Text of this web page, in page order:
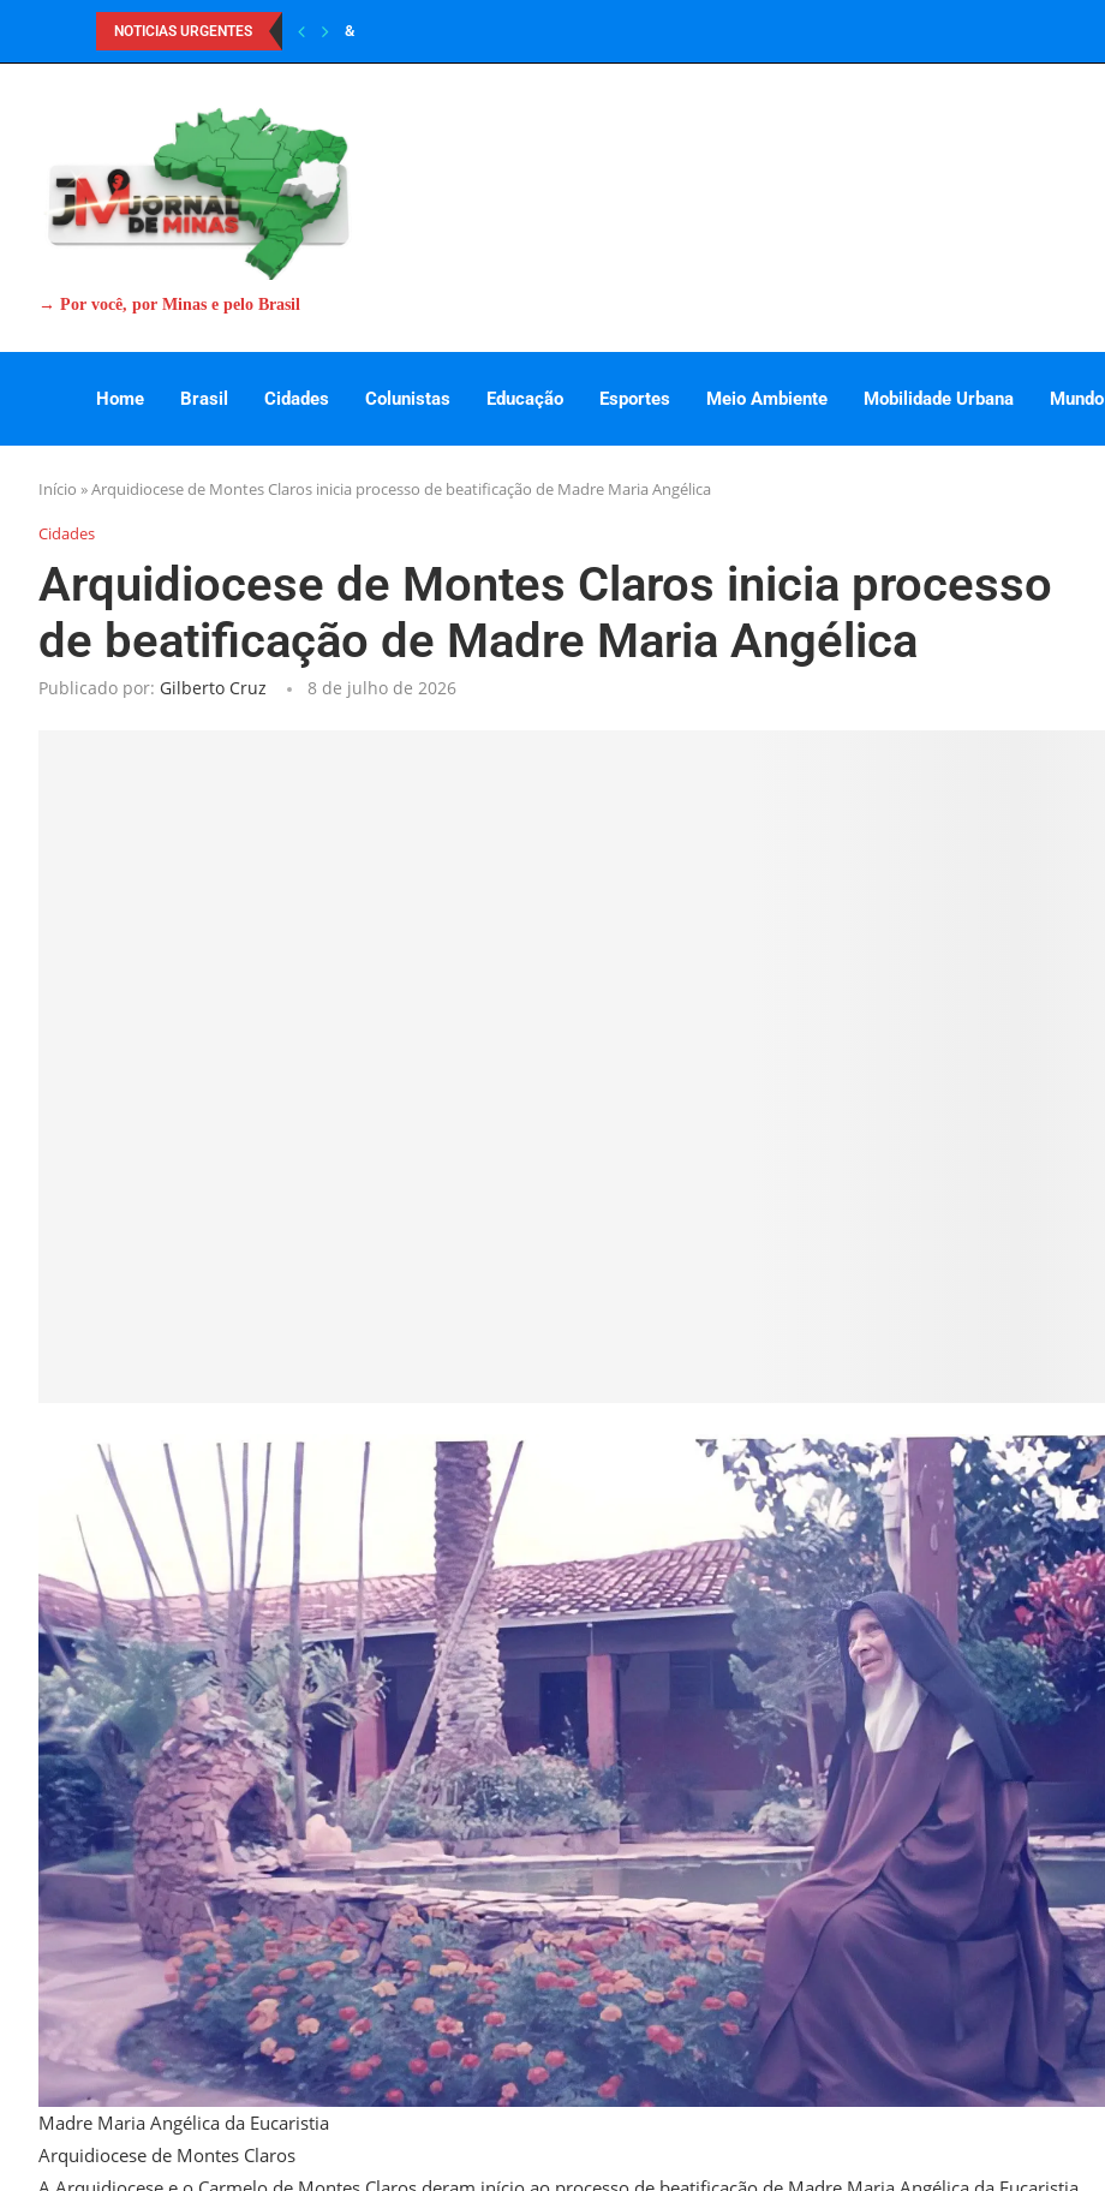
NOTICIAS URGENTES &
→ Por você, por Minas e pelo Brasil
Home Brasil Cidades Colunistas Educação Esportes Meio Ambiente Mobilidade Urbana Mundo
Início »Arquidiocese de Montes Claros inicia processo de beatificação de Madre Maria Angélica
Cidades
Arquidiocese de Montes Claros inicia processo
de beatificação de Madre Maria Angélica
Publicado por: Gilberto Cruz 8 de julho de 2026
Madre Maria Angélica da Eucaristia
Arquidiocese de Montes Claros